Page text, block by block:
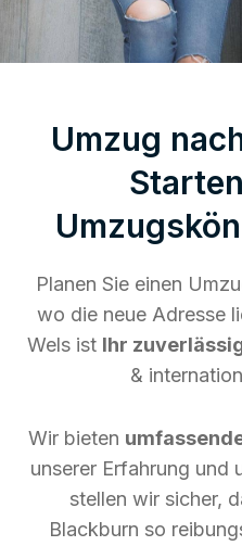
Umzug
Planen Sie einen
wo die neue Adresse
Wels ist Ihr
&
Wir bieten
unserer Erfahrung und
stellen wir sicher,
Blackburn so